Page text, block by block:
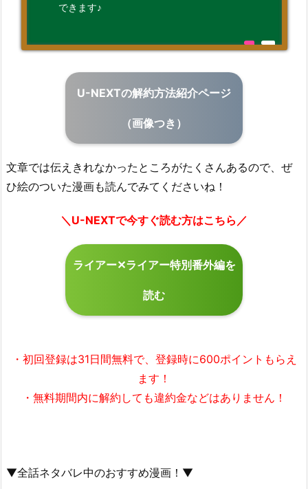
できます♪
U-NEXTの解約方法紹介ページ
（画像つき）
文章では伝えきれなかったところがたくさんあるので、ぜ
ひ絵のついた漫画も読んでみてくださいね！
＼U-NEXTで今すぐ読む方はこちら／
ライアー✕ライアー特別番外編を
読む
・初回登録は31日間無料で、登録時に600ポイントもらえ
ます！
・無料期間内に解約しても違約金などはありません！
▼全話ネタバレ中のおすすめ漫画！▼